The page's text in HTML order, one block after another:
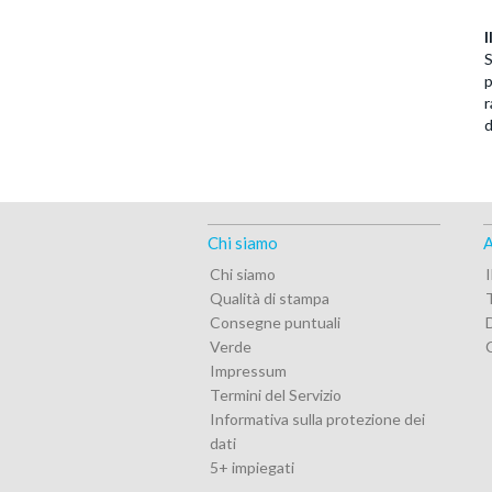
Chi siamo
Chi siamo
Qualità di stampa
Consegne puntuali
Verde
Impressum
Termini del Servizio
Informativa sulla protezione dei
dati
5+ impiegati